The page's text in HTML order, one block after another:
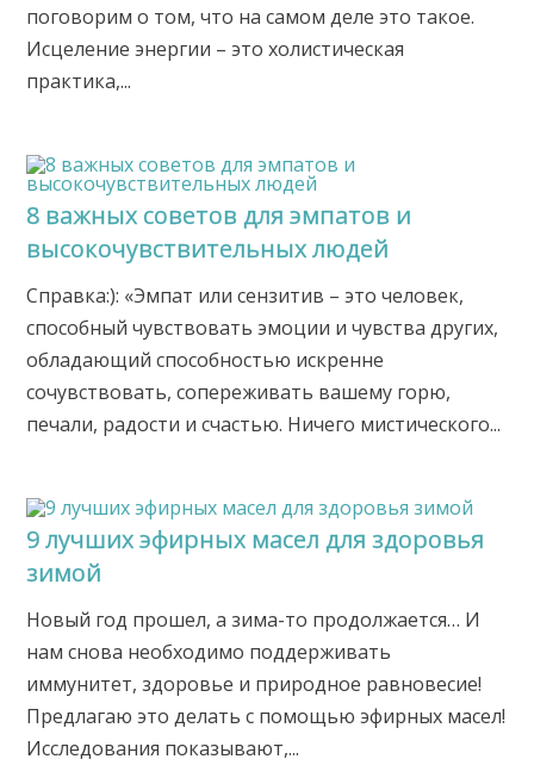
поговорим о том, что на самом деле это такое.
Исцеление энергии – это холистическая
практика,...
8 важных советов для эмпатов и
высокочувствительных людей
Справка:): «Эмпат или сензитив – это человек,
способный чувствовать эмоции и чувства других,
обладающий способностью искренне
сочувствовать, сопереживать вашему горю,
печали, радости и счастью. Ничего мистического...
9 лучших эфирных масел для здоровья
зимой
Новый год прошел, а зима-то продолжается… И
нам снова необходимо поддерживать
иммунитет, здоровье и природное равновесие!
Предлагаю это делать с помощью эфирных масел!
Исследования показывают,...